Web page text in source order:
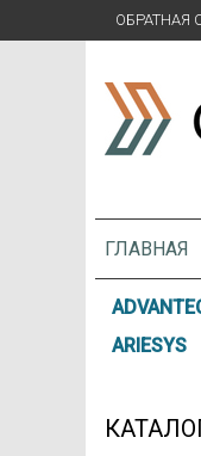
ОБРАТНАЯ
ГЛАВНАЯ
ARIESYS